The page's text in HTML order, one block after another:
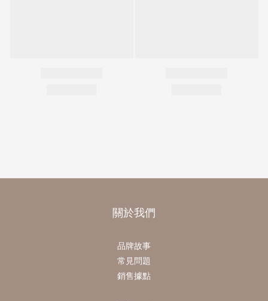
關於我們
品牌故事
常見問題
銷售據點